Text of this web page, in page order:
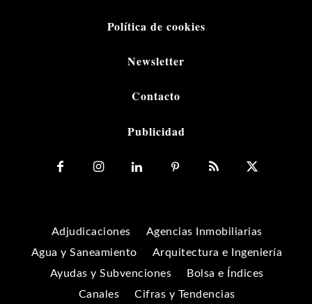
Política de cookies
Newsletter
Contacto
Publicidad
Adjudicaciones
Agencias Inmobiliarias
Agua y Saneamiento
Arquitectura e Ingeniería
Ayudas y Subvenciones
Bolsa e Índices
Canales
Cifras y Tendencias